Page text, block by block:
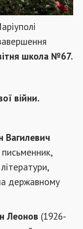
школа №67.
війни.
Вагилевич
державному
Леонов (1926-